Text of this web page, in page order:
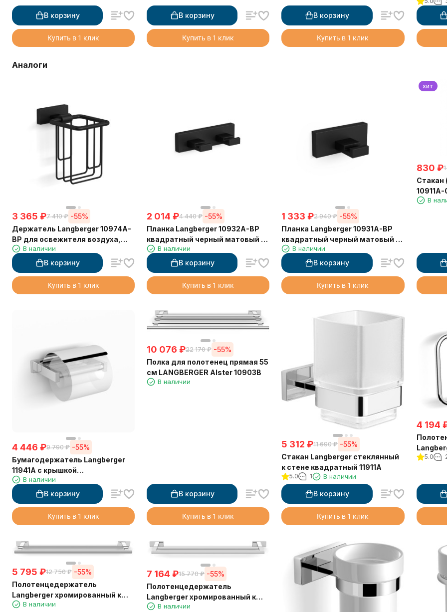
В корзину
Купить в 1 клик
В корзину
Купить в 1 клик
В корзину
Купить в 1 клик
полкой
Аналоги
3 365 ₽7 410 ₽ -55%
Держатель Langberger 10974A-
BP для освежителя воздуха,
черный матовый
В наличии
В корзину
Купить в 1 клик
2 014 ₽4 440 ₽ -55%
Планка Langberger 10932A-BP
квадратный черный матовый 2
крючка
В наличии
В корзину
Купить в 1 клик
1 333 ₽2 940 ₽ -55%
Планка Langberger 10931A-BP
квадратный черный матовый 1
крючок
В наличии
В корзину
Купить в 1 клик
хит
830 ₽
Стакан
круглый
В
4 446 ₽9 790 ₽ -55%
Бумагодержатель Langberger
11941A с крышкой
горизонтальный
В наличии
В корзину
Купить в 1 клик
10 076 ₽22 170 ₽ -55%
Полка для полотенец прямая 55
см LANGBERGER Alster 10903B
В наличии
В корзину
Купить в 1 клик
5 312 ₽11 690 ₽ -55%
Стакан Langberger стеклянный
к стене квадратный 11911A
5.0 1 В наличии
В корзину
Купить в 1 клик
4 194
стене
5.0
5 795 ₽12 750 ₽ -55%
Полотенцедержатель
Langberger хромированный к
стене двойной 55 см 10902A
В наличии
7 164 ₽15 770 ₽ -55%
Полотенцедержатель
Langberger хромированный к
стене двойной 60 см 11902A
В наличии